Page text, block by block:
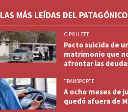
LAS MÁS LEÍDAS DEL PATAGÓNICO
CIPOLLETTI
Pacto suicida de
matrimonio que
afrontar las
TRANSPORTE
A ocho meses de
quedó afuera de